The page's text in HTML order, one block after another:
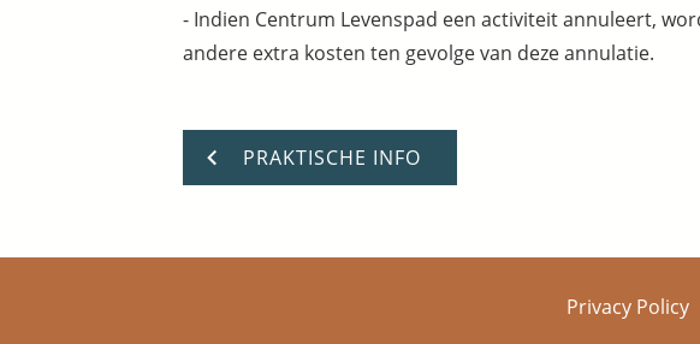
- Indien Centrum Levenspad een activiteit annuleert,
andere extra kosten ten gevolge van deze annulatie.
PRAKTISCHE INFO
Privacy Policy